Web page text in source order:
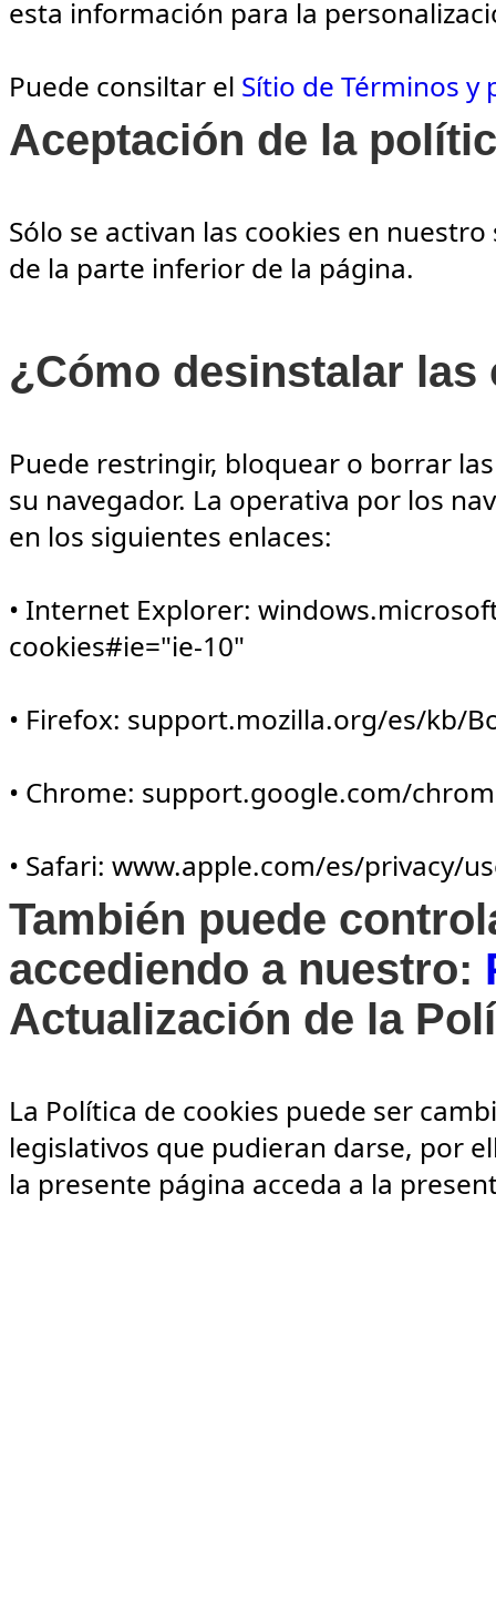
esta información para la
Puede consiltar el Sítio de Términos y
Aceptación de la
Sólo se activan las cookies en
de la parte inferior de la página.
¿Cómo desinstalar las
Puede restringir, bloquear o borrar
su navegador. La operativa por los
en los siguientes enlaces:
• Internet Explorer:
cookies#ie="ie-10"
• Firefox: support.mozilla.org/es/kb/
• Chrome: support.google.com/
• Safari: www.apple.com/es/privacy/
También puede
accediendo a nuestro:
Actualización de la
La Política de cookies puede ser
legislativos que pudieran darse, por
la presente página acceda a la